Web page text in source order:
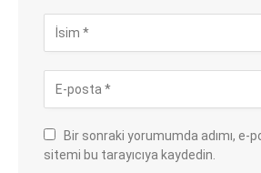
Bir sonraki yorumumda adımı, e-
sitemi bu tarayıcıya kaydedin.